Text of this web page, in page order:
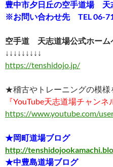
豊中市夕日丘の空手道場 天
※お問い合わせ先 TEL 06-
空手道 天志道場公式ホーム
↓↓↓↓↓↓↓↓↓
https://tenshidojo.jp/
★稽古やトレーニングの模様
『YouTube天志道場チャンネ
https://www.youtube.com/
★岡町道場ブログ
http://
★中豊島道場ブログ